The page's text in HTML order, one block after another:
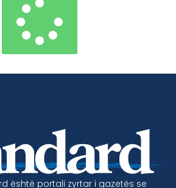
është portali zyrtar i gazetës se